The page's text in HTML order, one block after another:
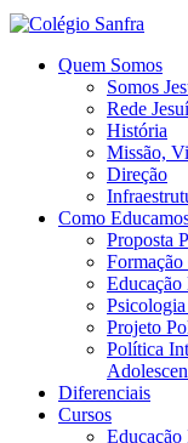
Quem Somos
Somos
Rede
História
Missão,
Direção
Como
Proposta
Formação
Projeto
Política
Diferenciais
Cursos